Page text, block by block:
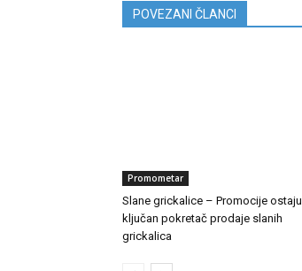
POVEZANI ČLANCI
Promometar
Slane grickalice – Promocije ostaju
ključan pokretač prodaje slanih
grickalica